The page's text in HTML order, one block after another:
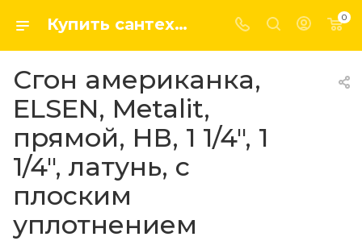
Купить сантехнику, системы отопление и водоснабжения оптом и в розницу в интернет-магазине elsen-opt.ru 0
Сгон американка,
ELSEN, Metalit,
прямой, НВ, 1 1/4", 1
1/4", латунь, с
плоским
уплотнением